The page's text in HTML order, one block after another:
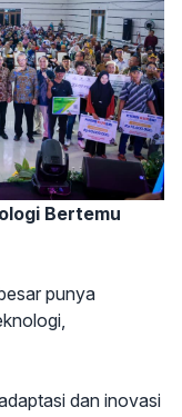
Bertemu
punya
dan inovasi